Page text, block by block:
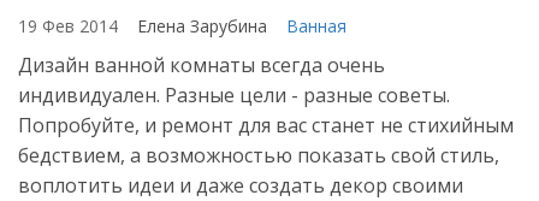
19 Фев 2014 Елена Зарубина Ванная
Дизайн ванной комнаты всегда очень
индивидуален. Разные цели - разные советы.
Попробуйте, и ремонт для вас станет не стихийным
бедствием, а возможностью показать свой стиль,
воплотить идеи и даже создать декор своими